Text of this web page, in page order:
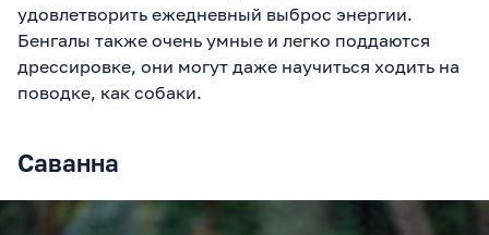
удовлетворить ежедневный выброс энергии.
Бенгалы также очень умные и легко поддаются
дрессировке, они могут даже научиться ходить на
поводке, как собаки.
Саванна